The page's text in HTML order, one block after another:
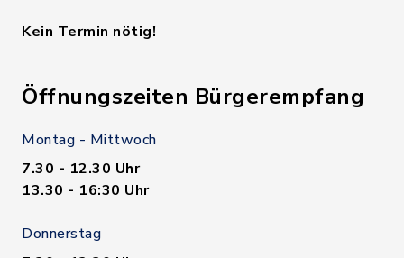
Kein Termin nötig!
Öffnungszeiten Bürgerempfang
Montag - Mittwoch
7.30 - 12.30 Uhr
13.30 - 16:30 Uhr
Donnerstag